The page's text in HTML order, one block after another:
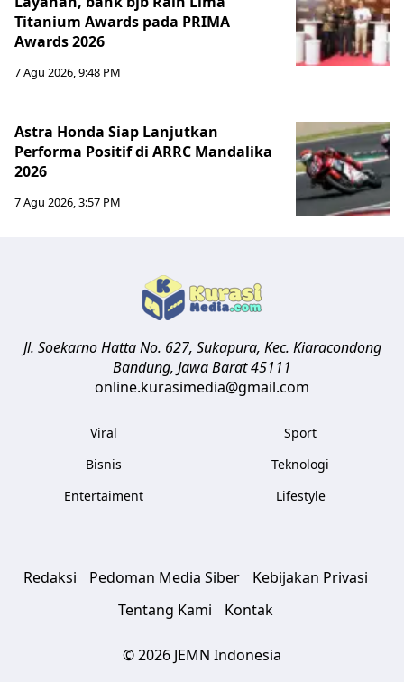
Titanium Awards pada PRIMA
Awards 2026
7 Agu 2026, 9:48 PM
Astra Honda Siap Lanjutkan
Performa Positif di ARRC Mandalika
2026
7 Agu 2026, 3:57 PM
Jl. Soekarno Hatta No. 627, Sukapura, Kec. Kiaracondong
Bandung, Jawa Barat45111
online.kurasimedia@gmail.com
Viral
Bisnis
Entertaiment
Sport
Teknologi
Lifestyle
Redaksi Pedoman Media Siber
Kebijakan Privasi
Tentang Kami
Kontak
© 2026 JEMN Indonesia